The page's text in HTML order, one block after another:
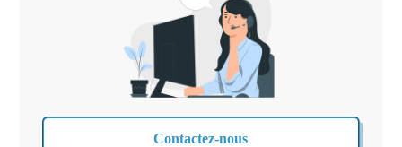
Contactez-nous